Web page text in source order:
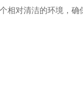
对清洁的环境，确